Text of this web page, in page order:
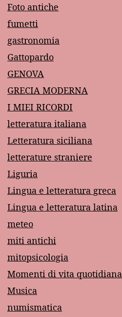
Foto antiche
fumetti
gastronomia
Gattopardo
GENOVA
GRECIA MODERNA
I MIEI RICORDI
letteratura italiana
Letteratura siciliana
letterature straniere
Liguria
Lingua e letteratura greca
Lingua e letteratura latina
meteo
miti antichi
mitopsicologia
Momenti di vita quotidiana
Musica
numismatica